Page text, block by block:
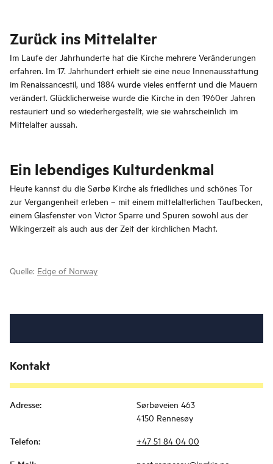
Zurück ins Mittelalter
Im Laufe der Jahrhunderte hat die Kirche mehrere Veränderungen
erfahren. Im 17. Jahrhundert erhielt sie eine neue Innenausstattung
im Renaissancestil, und 1884 wurde vieles entfernt und die Mauern
verändert. Glücklicherweise wurde die Kirche in den 1960er Jahren
restauriert und so wiederhergestellt, wie sie wahrscheinlich im
Mittelalter aussah.
Ein lebendiges Kulturdenkmal
Heute kannst du die Sørbø Kirche als friedliches und schönes Tor
zur Vergangenheit erleben – mit einem mittelalterlichen Taufbecken,
einem Glasfenster von Victor Sparre und Spuren sowohl aus der
Wikingerzeit als auch aus der Zeit der kirchlichen Macht.
Quelle: Edge of Norway
Kontakt
Adresse:
Sørbøveien 463
4150 Rennesøy
Telefon: +47 51 84 04 00